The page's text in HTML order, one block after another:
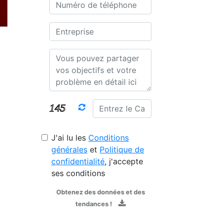
J'ai lu les Conditions
générales et Politique de
confidentialité, j'accepte
ses conditions
Obtenez des données et des
tendances !